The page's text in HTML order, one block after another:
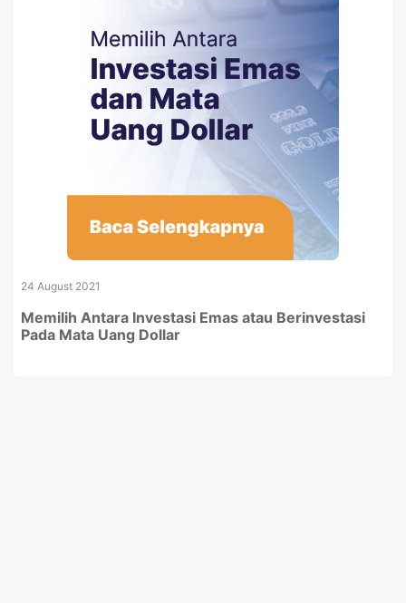
24 August 2021
Memilih Antara Investasi Emas atau Berinvestasi
Pada Mata Uang Dollar